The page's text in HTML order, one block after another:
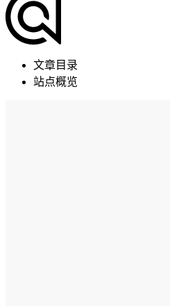
文章目录
站点概览